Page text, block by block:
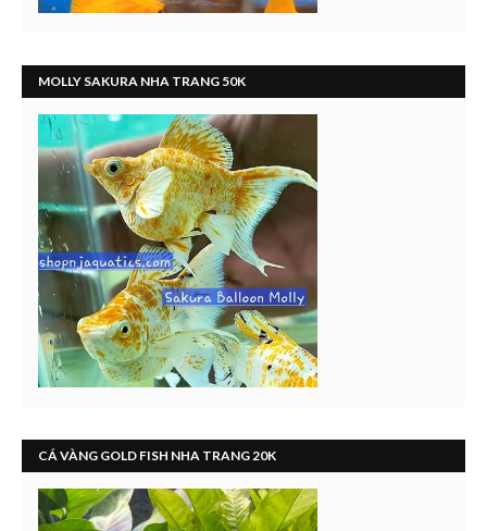
MOLLY SAKURA NHA TRANG 50K
CÁ VÀNG GOLD FISH NHA TRANG 20K